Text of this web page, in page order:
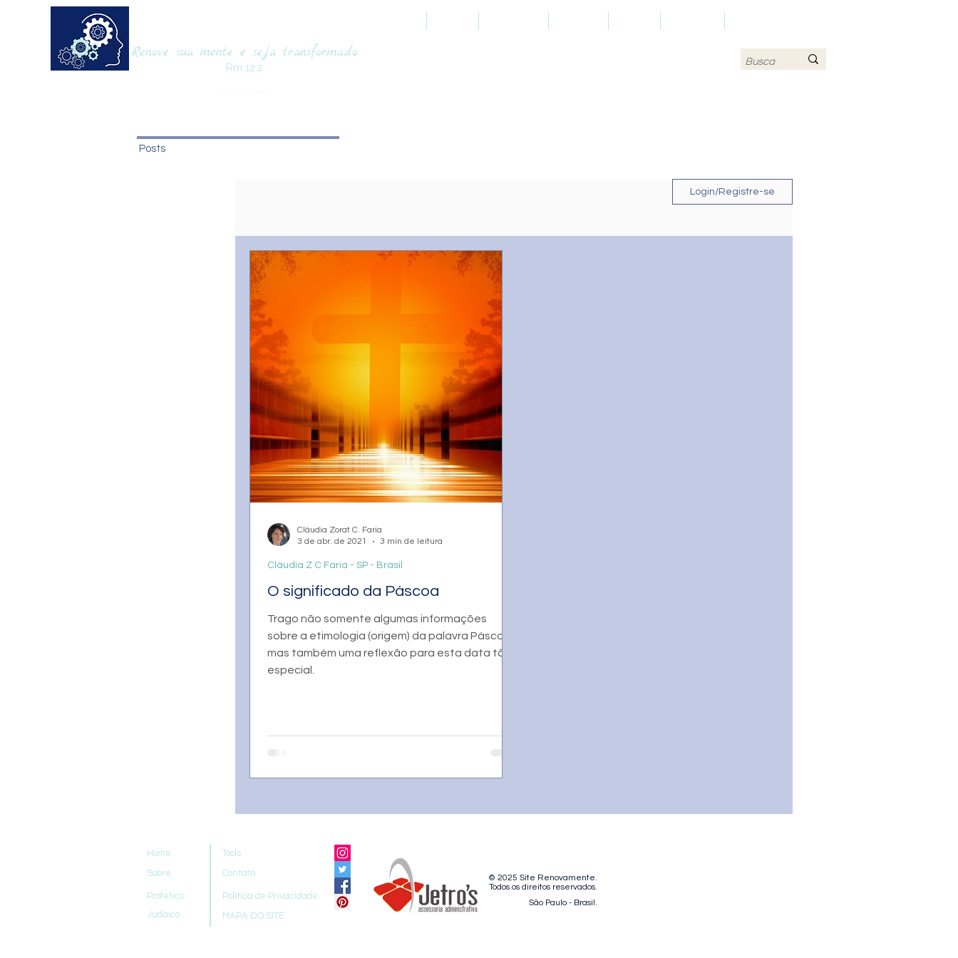
Renove sua mente e seja transformado
Rm 12.2
Posts
Login/Registre-se
O significado da Páscoa
Trago não somente algumas informações
sobre a etimologia (origem) da palavra Páscoa,
mas também uma reflexão para esta data tão
especial.
Cláudia Z C Faria - SP - Brasil
Cláudia Zorat C. Faria
3 de abr. de 2021
3 min de leitura
Home
Sobre
Profético
Judaico
Tools
Contato
Política de Privacidade
MAPA DO SITE
© 2025 Site Renovamente.
Todos os direitos reservados.
São Paulo - Brasil.